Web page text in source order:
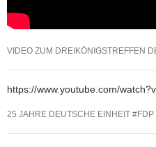
VIDEO ZUM DREIKÖNIGSTREFFEN
https://www.youtube.com/
25 JAHRE DEUTSCHE EINHEIT #FDP